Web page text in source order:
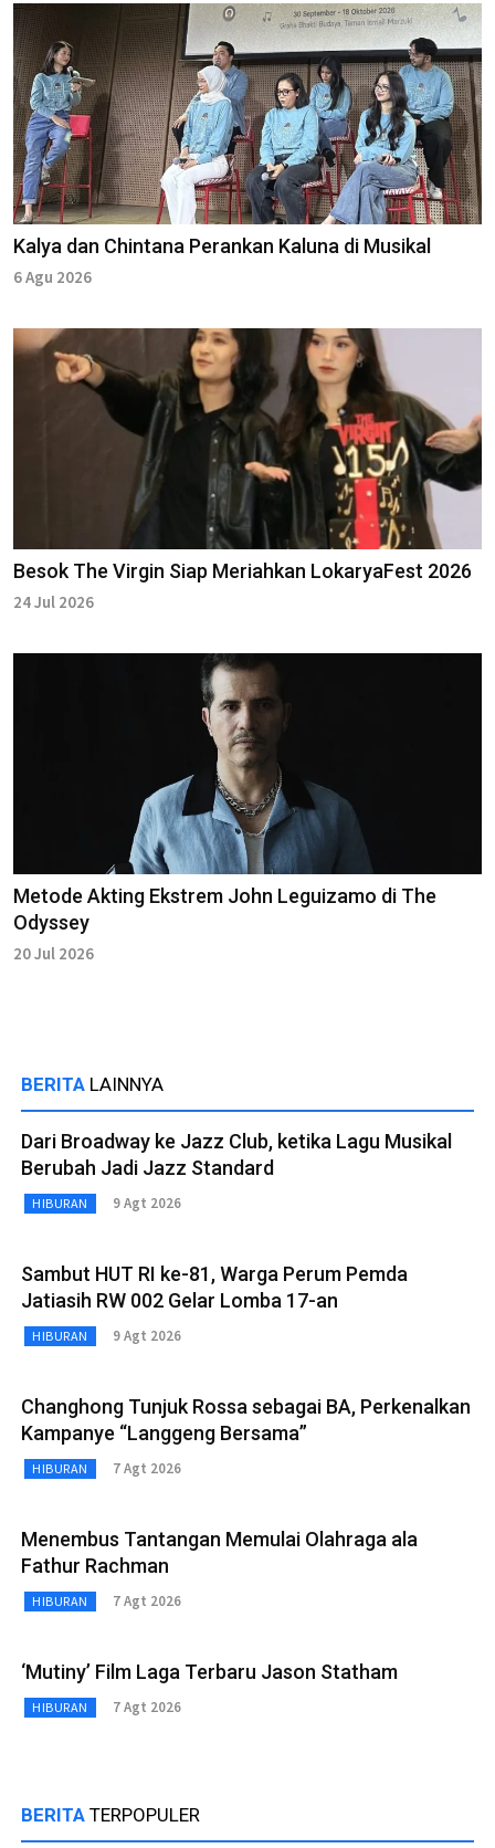
Kalya dan Chintana Perankan Kaluna di Musikal
6 Agu 2026
Besok The Virgin Siap Meriahkan LokaryaFest 2026
24 Jul 2026
Metode Akting Ekstrem John Leguizamo di The
Odyssey
20 Jul 2026
BERITA LAINNYA
Dari Broadway ke Jazz Club, ketika Lagu Musikal
Berubah Jadi Jazz Standard
HIBURAN 9 Agt 2026
Sambut HUT RI ke-81, Warga Perum Pemda
Jatiasih RW 002 Gelar Lomba 17-an
HIBURAN 9 Agt 2026
Changhong Tunjuk Rossa sebagai BA, Perkenalkan
Kampanye “Langgeng Bersama”
HIBURAN 7 Agt 2026
Menembus Tantangan Memulai Olahraga ala
Fathur Rachman
HIBURAN 7 Agt 2026
‘Mutiny’ Film Laga Terbaru Jason Statham
HIBURAN 7 Agt 2026
BERITA TERPOPULER